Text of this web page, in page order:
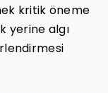
kritik öneme
yerine algı